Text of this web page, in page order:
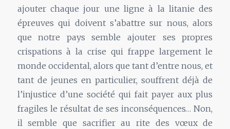
ajouter chaque jour une ligne à la litanie des
épreuves qui doivent s’abattre sur nous, alors
que notre pays semble ajouter ses propres
crispations à la crise qui frappe largement le
monde occidental, alors que tant d’entre nous, et
tant de jeunes en particulier, souffrent déjà de
l’injustice d’une société qui fait payer aux plus
fragiles le résultat de ses inconséquences… Non,
il semble que sacrifier au rite des vœux de